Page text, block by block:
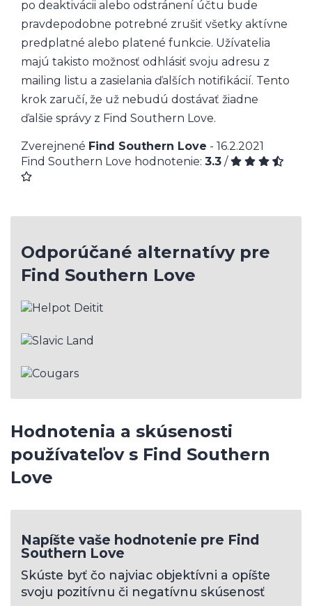
po deaktivácii alebo odstránení účtu bude
pravdepodobne potrebné zrušiť všetky aktívne
predplatné alebo platené funkcie. Užívatelia
majú takisto možnosť odhlásiť svoju adresu z
mailing listu a zasielania ďalších notifikácií. Tento
krok zaručí, že už nebudú dostávať žiadne
ďalšie správy z Find Southern Love.
Zverejnené Find Southern Love - 16.2.2021
Find Southern Love hodnotenie: 3.3 /
Odporúčané alternatívy pre
Find Southern Love
Hodnotenia a skúsenosti
používateľov s Find Southern
Love
Napíšte vaše hodnotenie pre Find
Southern Love
Skúste byť čo najviac objektívni a opíšte
svoju pozitívnu či negatívnu skúsenosť